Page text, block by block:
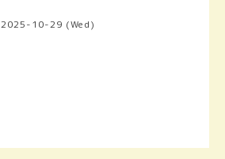
2025-10-29 (Wed)